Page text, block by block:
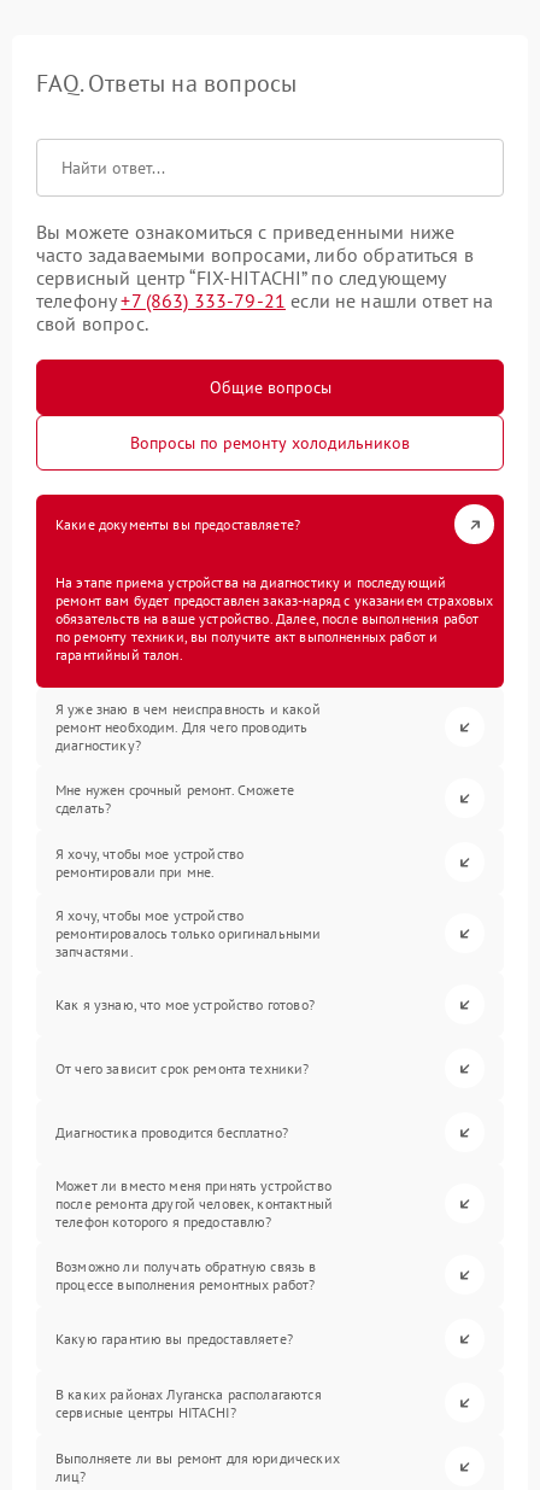
FAQ. Ответы на вопросы
Вы можете ознакомиться с приведенными ниже
часто задаваемыми вопросами, либо обратиться в
сервисный центр “FIX-HITACHI” по следующему
телефону+7 (863) 333-79-21 если не нашли ответ на
свой вопрос.
Общие вопросы
Вопросы по ремонту холодильников
Какие документы вы предоставляете?
На этапе приема устройства на диагностику и последующий
ремонт вам будет предоставлен заказ-наряд с указанием страховых
обязательств на ваше устройство. Далее, после выполнения работ
по ремонту техники, вы получите акт выполненных работ и
гарантийный талон.
Я уже знаю в чем неисправность и какой
ремонт необходим. Для чего проводить
диагностику?
Мне нужен срочный ремонт. Сможете
сделать?
Я хочу, чтобы мое устройство
ремонтировали при мне.
Я хочу, чтобы мое устройство
ремонтировалось только оригинальными
запчастями.
Как я узнаю, что мое устройство готово?
От чего зависит срок ремонта техники?
Диагностика проводится бесплатно?
Может ли вместо меня принять устройство
после ремонта другой человек, контактный
телефон которого я предоставлю?
Возможно ли получать обратную связь в
процессе выполнения ремонтных работ?
Какую гарантию вы предоставляете?
В каких районах Луганска располагаются
сервисные центры HITACHI?
Выполняете ли вы ремонт для юридических
лиц?